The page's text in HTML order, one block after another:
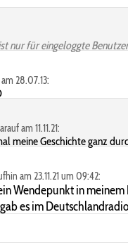
nur für eingeloggte
28.07.13:
am 11.11.21:
meine Geschichte ganz
am 23.11.21 um 09:42:
Wendepunkt in
es im